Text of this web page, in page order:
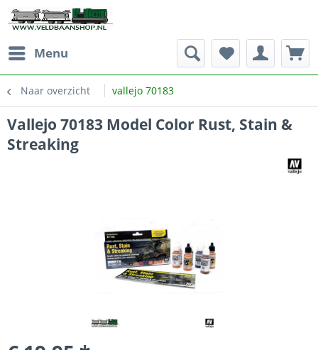
Menu
Naar overzicht vallejo 70183
Vallejo 70183 Model Color Rust, Stain &
Streaking